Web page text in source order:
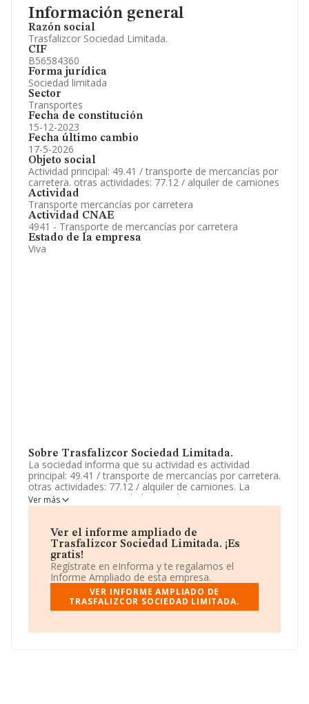
Información general
Razón social
Trasfalizcor Sociedad Limitada.
CIF
B56584360
Forma jurídica
Sociedad limitada
Sector
Transportes
Fecha de constitución
15-12-2023
Fecha último cambio
17-5-2026
Objeto social
Actividad principal: 49.41 / transporte de mercancías por
carretera. otras actividades: 77.12 / alquiler de camiones
Actividad
Transporte mercancías por carretera
Actividad CNAE
4941 - Transporte de mercancías por carretera
Estado de la empresa
Viva
Sobre Trasfalizcor Sociedad Limitada.
La sociedad informa que su actividad es actividad
principal: 49.41 / transporte de mercancías por carretera.
otras actividades: 77.12 / alquiler de camiones. La
empresa es una Sociedad Limitada. Su CNAE
corresponde a 4941 con código 'Transporte de
actividad en mercados exteriores.
Atendiendo a los datos disponibles en INFORMA, el
número de empleados de la compañía ha estado por
debajo de la media de sector.
La empresa españolaTrasfalizcor Sociedad
Limitada, con CIF B56584360, está situada en Plaza
Sevilla, Andalucía.
Ver más
Ver el informe ampliado de
Trasfalizcor Sociedad Limitada. ¡Es
gratis!
Regístrate en eInforma y te regalamos el
Informe Ampliado de esta empresa.
VER INFORME AMPLIADO DE
TRASFALIZCOR SOCIEDAD LIMITADA.
Información oficial y registral complementaria.